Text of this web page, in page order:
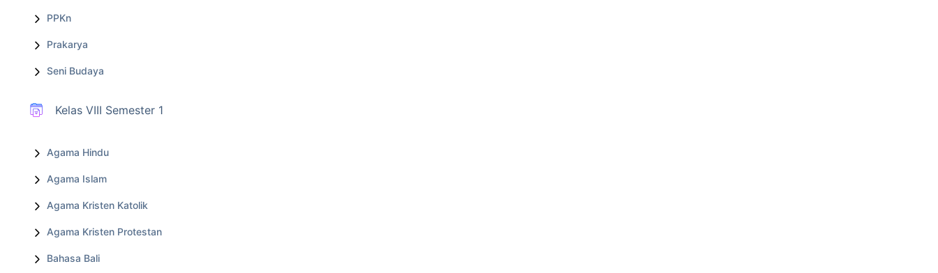
PPKn
Prakarya
Seni Budaya
Kelas VIII Semester 1
Agama Hindu
Agama Islam
Agama Kristen Katolik
Agama Kristen Protestan
Bahasa Bali